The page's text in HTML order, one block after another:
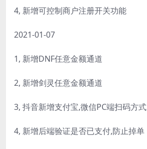
4, 新增可控制商户注册开关功能
2021-01-07
1, 新增DNF任意金额通道
2, 新增剑灵任意金额通道
3, 抖音新增支付宝,微信PC端扫码方式
4, 新增后端验证是否已支付,防止掉单